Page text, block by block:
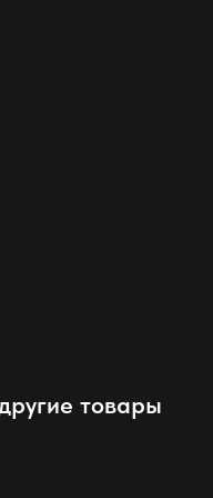
товары